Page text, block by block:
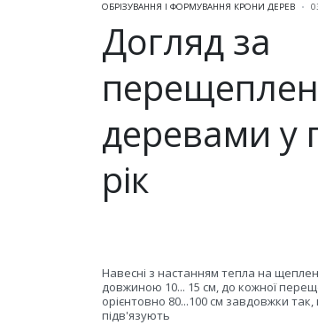
ОБРІЗУВАННЯ І ФОРМУВАННЯ КРОНИ ДЕРЕВ
Догляд за
деревами у
рік
Навесні з настанням тепла на
довжиною 10... 15 см, до кожної
орієнтовно 80...100 см завдовжки
підв'язують